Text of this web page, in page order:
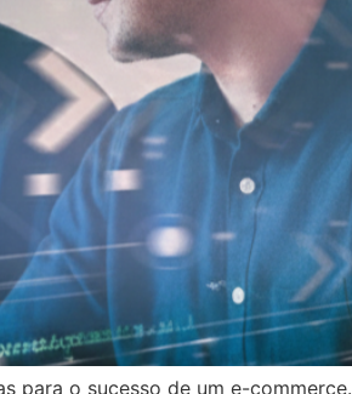
para o sucesso de um e-commerce.